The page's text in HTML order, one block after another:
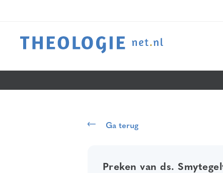
Ga terug
Preken van ds.